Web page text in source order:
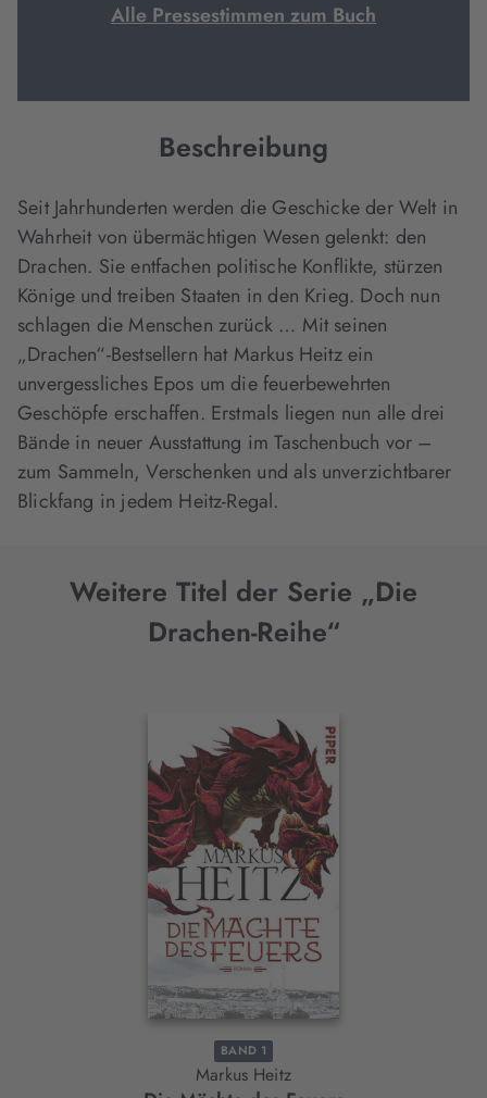
Alle Pressestimmen zum Buch
Beschreibung
Seit Jahrhunderten werden die Geschicke der Welt in
Wahrheit von übermächtigen Wesen gelenkt: den
Drachen. Sie entfachen politische Konflikte, stürzen
Könige und treiben Staaten in den Krieg. Doch nun
schlagen die Menschen zurück … Mit seinen
„Drachen“-Bestsellern hat Markus Heitz ein
unvergessliches Epos um die feuerbewehrten
Geschöpfe erschaffen. Erstmals liegen nun alle drei
Bände in neuer Ausstattung im Taschenbuch vor –
zum Sammeln, Verschenken und als unverzichtbarer
Blickfang in jedem Heitz-Regal.
Weitere Titel der Serie „Die
Drachen-Reihe“
Interaktives
BAND 1
Markus Heitz